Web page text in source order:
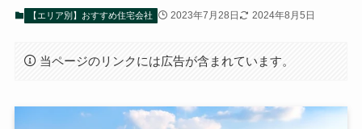
【エリア別】おすすめ住宅会社 2023年7月28日 2024年8月5日
当ページのリンクには広告が含まれています。